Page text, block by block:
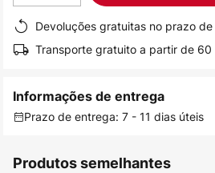
Devoluções gratuitas no prazo
Transporte gratuito a partir de 60
Informações de entrega
Prazo de entrega: 7 - 11 dias úteis
Produtos semelhantes